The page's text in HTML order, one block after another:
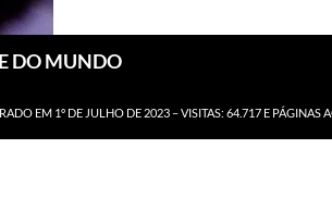
DO MUNDO
EM 1º DE JULHO DE 2023 – VISITAS: 64.717 E PÁGINAS